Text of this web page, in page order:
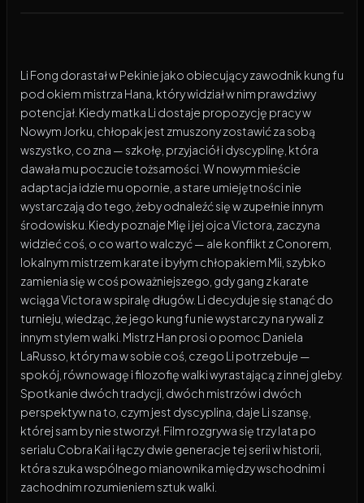
Li Fong dorastał w Pekinie jako obiecujący zawodnik kung fu
pod okiem mistrza Hana, który widział w nim prawdziwy
potencjał. Kiedy matka Li dostaje propozycję pracy w
Nowym Jorku, chłopak jest zmuszony zostawić za sobą
wszystko, co zna — szkołę, przyjaciół i dyscyplinę, która
dawała mu poczucie tożsamości. W nowym mieście
adaptacja idzie mu opornie, a stare umiejętności nie
wystarczają do tego, żeby odnaleźć się w zupełnie innym
środowisku. Kiedy poznaje Mię i jej ojca Victora, zaczyna
widzieć coś, o co warto walczyć — ale konflikt z Conorem,
lokalnym mistrzem karate i byłym chłopakiem Mii, szybko
zamienia się w coś poważniejszego, gdy gang z karate
wciąga Victora w spiralę długów. Li decyduje się stanąć do
turnieju, wiedząc, że jego kung fu nie wystarczy na rywali z
innym stylem walki. Mistrz Han prosi o pomoc Daniela
LaRusso, który ma w sobie coś, czego Li potrzebuje —
spokój, równowagę i filozofię walki wyrastającą z innej gleby.
Spotkanie dwóch tradycji, dwóch mistrzów i dwóch
perspektyw na to, czym jest dyscyplina, daje Li szansę,
której sam by nie stworzył. Film rozgrywa się trzy lata po
serialu Cobra Kai i łączy dwie generacje tej serii w historii,
która szuka wspólnego mianownika między wschodnim i
zachodnim rozumieniem sztuk walki.